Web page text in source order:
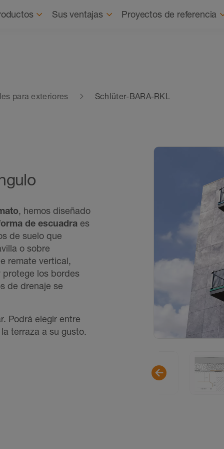
Quienes
Sus ventajas Proyectos de referencia
para exteriores Schlüter-BARA-RKL
, hemos diseñado
de escuadra es
de suelo que
o sobre
remate vertical,
los bordes
de drenaje se
Podrá elegir entre
terraza a su gusto.